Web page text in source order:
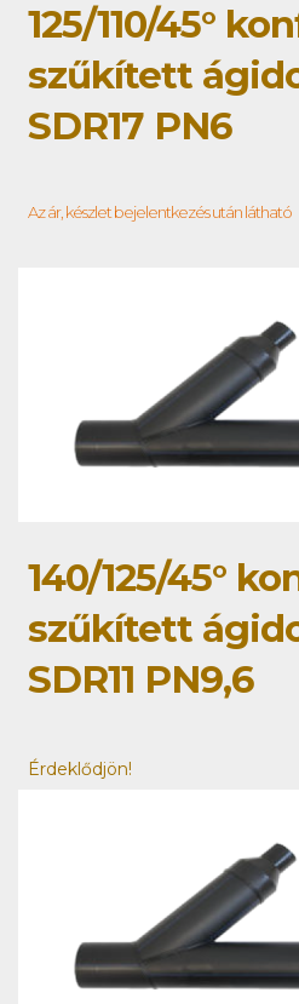
125/110/45°
szűkített
SDR17 PN6
Az ár, készlet bejelentkezés után látható
140/125/45°
szűkített
SDR11 PN9,6
Érdeklődjön!